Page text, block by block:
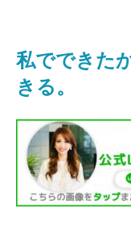
私でできた
きる。